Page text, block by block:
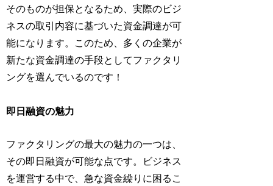
そのものが担保となるため、実際のビジ
ネスの取引内容に基づいた資金調達が可
能になります。このため、多くの企業が
新たな資金調達の手段としてファクタリ
ングを選んでいるのです！
即日融資の魅力
ファクタリングの最大の魅力の一つは、
その即日融資が可能な点です。ビジネス
を運営する中で、急な資金繰りに困るこ